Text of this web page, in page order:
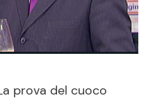
Consigli di Cucina
prova del cuoco